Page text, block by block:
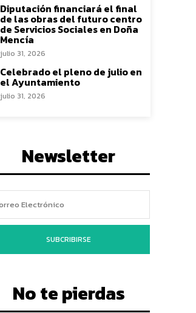
Diputación financiará el final
de las obras del futuro centro
de Servicios Sociales en Doña
Mencía
julio 31, 2026
Celebrado el pleno de julio en
el Ayuntamiento
julio 31, 2026
Newsletter
SUBCRIBIRSE
No te pierdas